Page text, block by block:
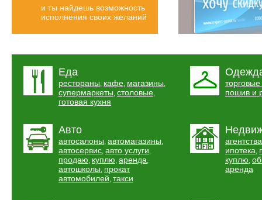
и ты найдешь возможность
исполнения своих желаний
Еда
рестораны, кафе, магазины,
супермаркеты, столовые,
готовая кухня
пошив и
Авто
автосалоны, автомагазины,
автосервис, авто услуги,
продаю, куплю, аренда,
автошколы, прокат
автомобилей, такси
ипотека,
куплю,
аренда